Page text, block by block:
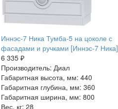
Иннэс-7 Ника Тумба-5 на цоколе с
фасадами и ручками [Иннэс-7 Ника]
6 335 ₽
Производитель: Диал
Габаритная высота, мм: 440
Габаритная глубина, мм: 360
Габаритная ширина, мм: 800
Вес, кг: 28